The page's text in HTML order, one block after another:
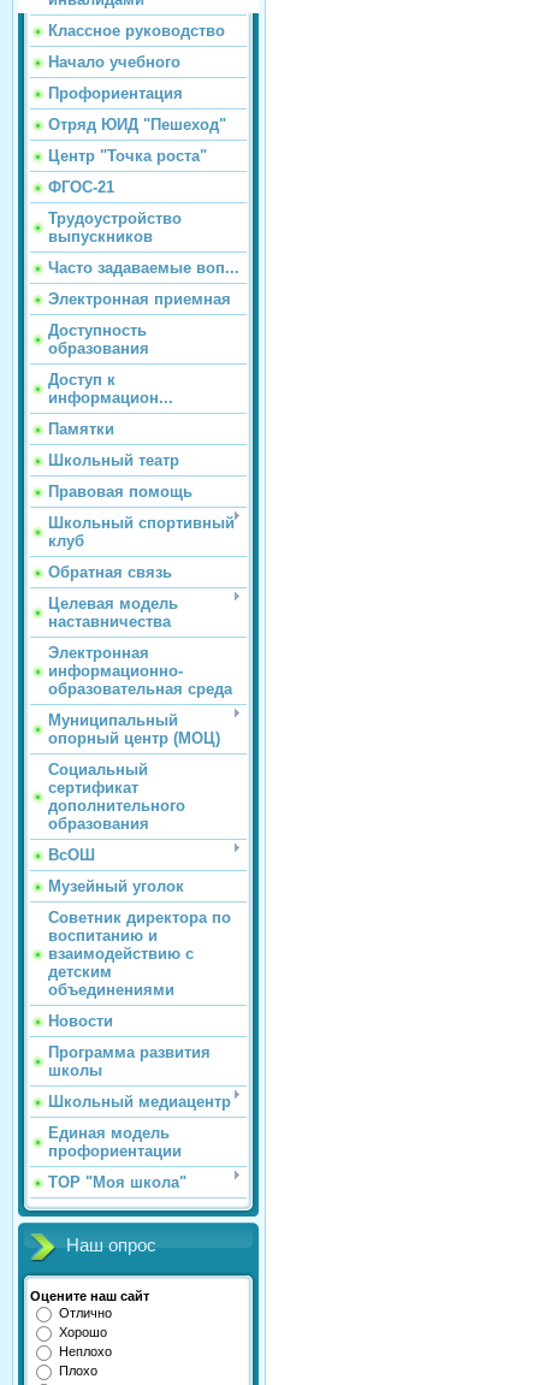
Классное руководство
Начало учебного
Профориентация
Отряд ЮИД "Пешеход"
Центр "Точка роста"
ФГОС-21
Трудоустройство
выпускников
Часто задаваемые воп...
Электронная приемная
Доступность
образования
Доступ к
информацион...
Памятки
Школьный театр
Правовая помощь
Школьный спортивный
клуб
Обратная связь
Целевая модель
наставничества
Электронная
информационно-
образовательная среда
Муниципальный
опорный центр (МОЦ)
Социальный
сертификат
дополнительного
образования
ВсОШ
Музейный уголок
Советник директора по
воспитанию и
взаимодействию с
детским
объединениями
Новости
Программа развития
школы
Школьный медиацентр
Единая модель
профориентации
ТОР "Моя школа"
Наш опрос
Оцените наш сайт
Отлично
Хорошо
Неплохо
Плохо